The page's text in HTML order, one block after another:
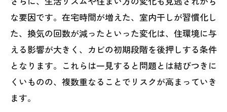
な要因です。在宅時間が増えた、室内干しが習慣化し
た、換気の回数が減ったといった変化は、住環境に与
える影響が大きく、カビの初期段階を後押しする条件
となります。これらは一見すると問題とは結びつきに
くいものの、複数重なることでリスクが高まっていき
ます。